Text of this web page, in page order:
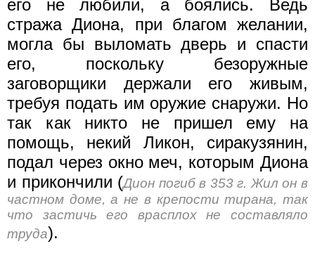
его не любили, а боялись. Ведь
стража Диона, при благом желании,
могла бы выломать дверь и спасти
его, поскольку безоружные
заговорщики держали его живым,
требуя подать им оружие сна­ружи. Но
так как никто не пришел ему на
помощь, некий Ликон, сиракузянин,
подал через окно меч, которым Диона
и прикончили (Дион погиб в 353 г. Жил он в
частном доме, а не в крепости тирана, так
что застичь его врасплох не составляло
труда).